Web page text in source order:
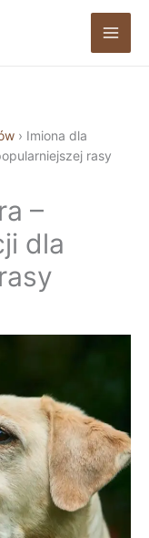
› Imiona dla
rasy
–
dla